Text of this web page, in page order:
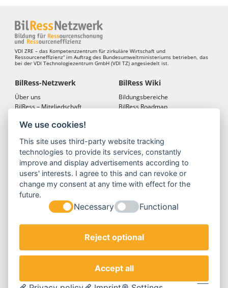
We use cookies!
This site uses third-party website tracking
technologies to provide its services, constantly
improve and display advertisements according to
users' interests. I agree to this and can revoke or
change my consent at any time with effect for the
future.
Necessary Functional
Reject optional
Accept all
VDI ZRE – das Kompetenzzentrum für zirkuläre Wirtschaft und
Ressourceneffizienz“ im Auftrag des Bundesumweltministeriums betrieben, das
bei der VDI Technologiezentrum GmbH (VDI TZ) angesiedelt ist.
BilRess-Netzwerk
Über uns
BilRess – Mitgliedschaft
BilRess Wiki
Bildungsbereiche
BilRess Roadmap
BilRess Module
Jugend forscht
Reallabor
Lernspiele
Außerschulische
Ressourcenbildung
Berufliche Bildung
Projekte
BilRess-Projekt
LehrRess
RessKoRo
BilRess II
BilRess III
Formate
BilRess-vor-Ort
Service
Newsletter
Impressum